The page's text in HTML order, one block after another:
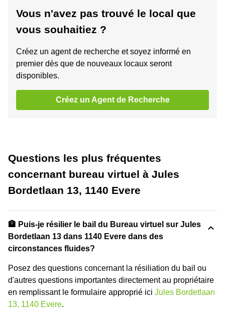
Vous n'avez pas trouvé le local que
vous souhaitiez ?
Créez un agent de recherche et soyez informé en
premier dès que de nouveaux locaux seront
disponibles.
Créez un Agent de Recherche
Questions les plus fréquentes
concernant bureau virtuel à Jules
Bordetlaan 13, 1140 Evere
🏦 Puis-je résilier le bail du Bureau virtuel sur Jules
Bordetlaan 13 dans 1140 Evere dans des
circonstances fluides?
Posez des questions concernant la résiliation du bail ou
d'autres questions importantes directement au propriétaire
en remplissant le formulaire approprié ici Jules Bordetlaan
13, 1140 Evere.